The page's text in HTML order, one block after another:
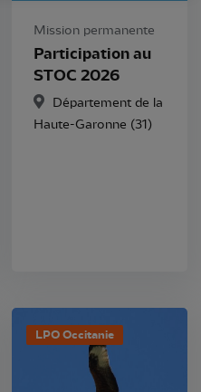
Mission permanente
Participation au
STOC 2026
Département de la
Haute-Garonne (31)
LPO Occitanie